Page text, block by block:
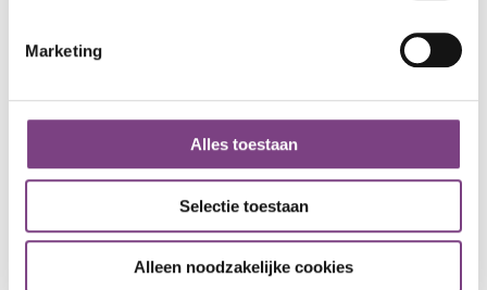
Marketing
Alles toestaan
Selectie toestaan
Alleen noodzakelijke cookies
Sportschool Apeldoorn
Sportschool Apeldoorn
Zuid
Kloosterveen
Sportschool Dalfsen
Sportschool Nieuw-
Sportschool Nieuwegein
Sportschool Nijmegen
Sportschool Raalte